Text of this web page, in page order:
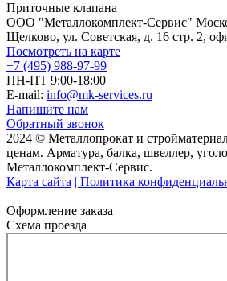
Приточные клапана
ООО "Металлокомплект-Сервис"
Щелково, ул. Советская, д. 16 стр. 2,
Посмотреть на карте
+7 (495) 988-97-99
ПН-ПТ 9:00-18:00
E-mail: info@mk-services.ru
Напишите нам
Обратный звонок
2024 © Металлопрокат и
ценам. Арматура, балка, швеллер,
Металлокомплект-Сервис.
Карта сайта | Политика
Оформление заказа
Схема проезда